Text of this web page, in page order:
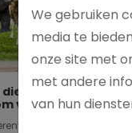
De mooiste
vandaag nog te
en wil je graag
We gebruiken
media te
onze site met
met andere
van hun